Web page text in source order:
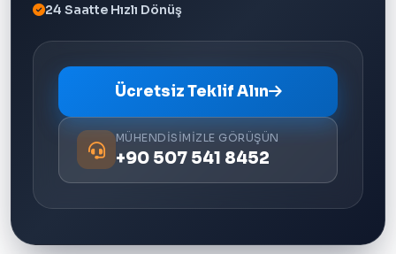
24 Saatte Hızlı Dönüş
Ücretsiz Teklif Alın
MÜHENDISIMIZLE GÖRÜŞÜN
+90 507 541 8452